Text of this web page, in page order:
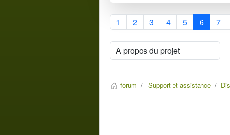
1 2 3 4 5 6 7
forum
Support et assistance